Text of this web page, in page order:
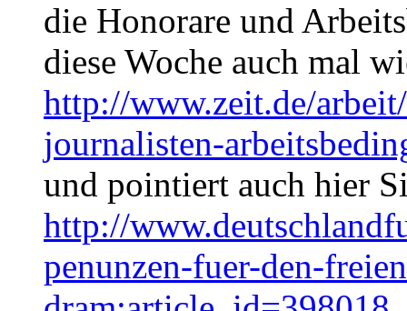
die Honorare und
diese Woche auch mal
http://www.zeit.de/
journalisten-
und pointiert auch hier
http://
penunzen-fuer-den-